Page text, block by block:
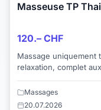
Masseuse TP
120.– CHF
Massage
relaxation, complet
Massages
20.07.2026